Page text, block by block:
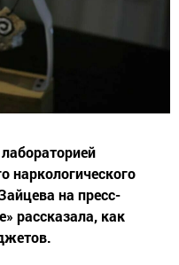
наркологического
на пресс-
рассказала, как